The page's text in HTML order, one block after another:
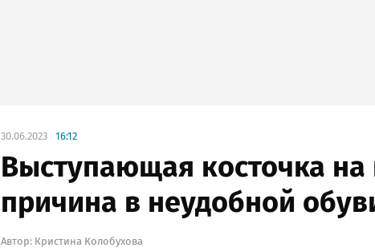
30.06.2023 16:12
Выступающая косточка на
причина в неудобной
Автор: Кристина Колобухова